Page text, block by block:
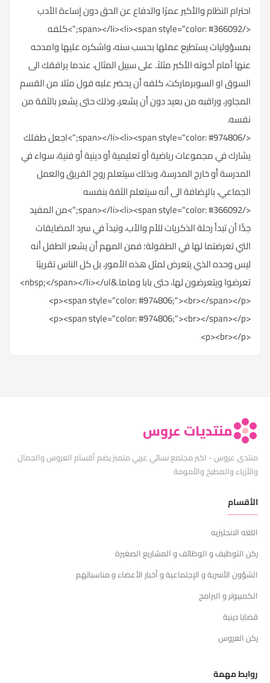
احترام النظام والأكبر عمرًا والدفاع عن الحق دون إساءة الأدب
</span></li><li><span style="color: #366092;">كلفه
بمسؤوليات يستطيع عملها بحسب سنه، واشكره عليها وامدحه
عنها أمام أخوته الأكبر مثلاً. على سبيل المثال، عندما يرافقك الى
السوق او السوبرماركت، كلفه أن يحضر علبه فول مثلا من القسم
المجاور، وراقبه من بعيد دون أن يشعر، وذلك حتى يشعر بالثقة من
نفسه.
</span></li><li><span style="color: #974806;">اجعل طفلك
يشارك في مجموعات رياضية أو تعليمية أو دينية أو فنية، سواء في
المدرسة أو خارج المدرسة، وبذلك سيتعلم روح الفريق والعمل
الجماعي، بالإضافة الى أنه سيتعلم الثقة بنفسه
</span></li><li><span style="color: #366092;">من المفيد
جدًّا أن تبدأ رحلة الذكريات للأم والأب، وتبدآ في سرد المضايقات
التي تعرضتما لها في الطفولة؛ فمن المهم أن يشعر الطفل أنه
ليس وحده الذي يتعرض لمثل هذه الأمور، بل كل الناس تقريبًا
تعرضوا ويتعرضون لها، حتى بابا وماما.&nbsp;</span></li></ul>
<p><span style="color: #974806;"><br></span></p>
<p><span style="color: #974806;"><br></span></p>
<p><br></p>
منتديات عروس
منتدى عروس - اكبر مجتمع نسائي عربي متميز يضم أقسام العروس والجمال
والأزياء والمطبخ والأمومة
الأقسام
اللغه الانجليزيه
ركن التوظيف و الوظائف و المشاريع الصغيرة
الشؤون الأسرية و الإجتماعية و أخبار الأعضاء و مناسباتهم
الكمبيوتر و البرامج
قضايا دينية
ركن العروس
روابط مهمة